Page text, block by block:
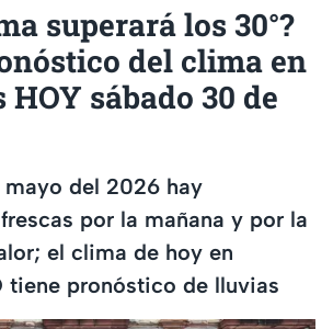
superará los 30°?
del clima en
HOY sábado 30 de
mayo del 2026 hay
por la mañana y por la
el clima de hoy en
tiene pronóstico de lluvias